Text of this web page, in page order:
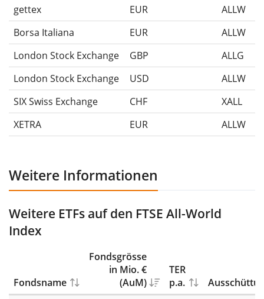
gettex
EUR
ALLW
Borsa Italiana
EUR
ALLW
London Stock Exchange
GBP
ALLG
London Stock Exchange
USD
ALLW
SIX Swiss Exchange
CHF
XALL
XETRA
EUR ALLW
Weitere Informationen
Weitere ETFs auf den FTSE All-World
Index
Fondsname
Fondsgrösse
in Mio. €
(AuM)
TER
p.a.